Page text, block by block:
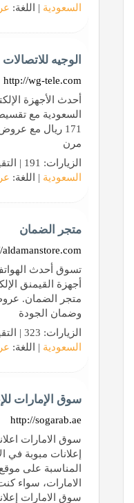
السعودية | اللغة:
الوجيه للاتصالات
http://wg-tele.com
أحدث الأجهزة
171 ريال مع
مرن
الزيارات: 191 | التقييم: 0 | المقيّمين: 0 | الدولة:
السعودية | اللغة:
متجر الضمان
تسوق أحدث
أجهزة القيمنق
متجر الضمان.
وضمان الجودة
الزيارات: 323 | التقييم: 0 | المقيّمين: 0 | الدولة:
السعودية | اللغة:
سوق الإمارات
http://sogarab.ae
سوق الامارات
إعلانات مبوبة
المناسبة على
الامارات، سواء
سوق الامارات